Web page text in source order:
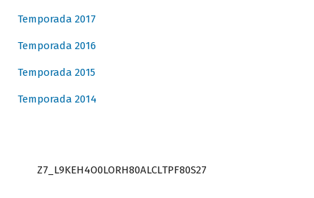
Temporada 2017
Temporada 2016
Temporada 2015
Temporada 2014
Z7_L9KEH4O0LORH80ALCLTPF80S27